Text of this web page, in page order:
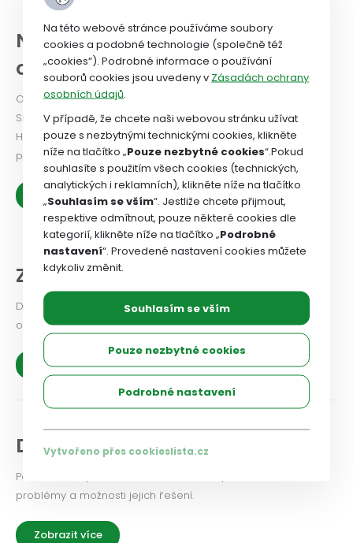
NEWSLETTER a historie
odborového svazu
Odborový svaz od roku 2024 vydává Newsletter. PODÍVEJTE
SE!
Historie OSZSP ČR se píše od roku 1990 a je nabitá prací ve
prospěch zaměstnanců.
Zobrazit více
Z našich organizací
Dejte odborovému svazu vědět, jaké problémy v odborové
organizaci řešíte, co se vám podařilo.
Zobrazit více
Diskuse a názory
Podělte se i vy o své zkušenosti a názory na aktuální
problémy a možnosti jejich řešení.
Zobrazit více
Na této webové stránce používáme soubory
cookies a podobné technologie (společně též
„cookies“). Podrobné informace o používání
souborů cookies jsou uvedeny v Zásadách ochrany
osobních údajů.
V případě, že chcete naši webovou stránku užívat
pouze s nezbytnými technickými cookies, klikněte
níže na tlačítko „Pouze nezbytné cookies“.Pokud
souhlasíte s použitím všech cookies (technických,
analytických i reklamních), klikněte níže na tlačítko
„Souhlasím se vším“. Jestliže chcete přijmout,
respektive odmítnout, pouze některé cookies dle
kategorií, klikněte níže na tlačítko „Podrobné
nastavení“. Provedené nastavení cookies můžete
kdykoliv změnit.
Souhlasím se vším
Pouze nezbytné cookies
Podrobné nastavení
Vytvořeno přes cookieslista.cz